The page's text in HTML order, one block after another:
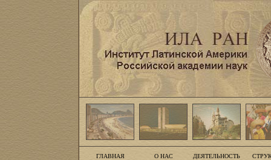
ГЛАВНАЯ О НАС ДЕЯТЕЛЬНОСТЬ